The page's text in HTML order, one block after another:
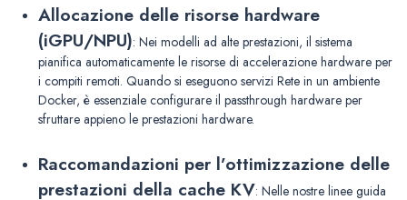
Allocazione delle risorse hardware
(iGPU/NPU): Nei modelli ad alte prestazioni, il sistema
pianifica automaticamente le risorse di accelerazione hardware per
i compiti remoti. Quando si eseguono servizi Rete in un ambiente
Docker, è essenziale configurare il passthrough hardware per
sfruttare appieno le prestazioni hardware.
Raccomandazioni per l’ottimizzazione delle
prestazioni della cache KV: Nelle nostre linee guida